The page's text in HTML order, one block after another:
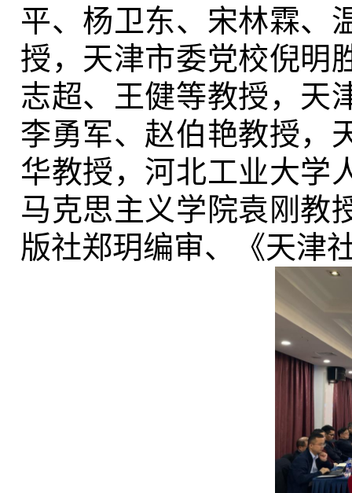
平、杨卫东、宋林霖、
授，天津市委党校倪明
志超、王健等教授，天
李勇军、赵伯艳教授，
华教授，河北工业大学
马克思主义学院袁刚教
版社郑玥编审、《天津